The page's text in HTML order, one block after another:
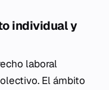
individual y
laboral
El ámbito